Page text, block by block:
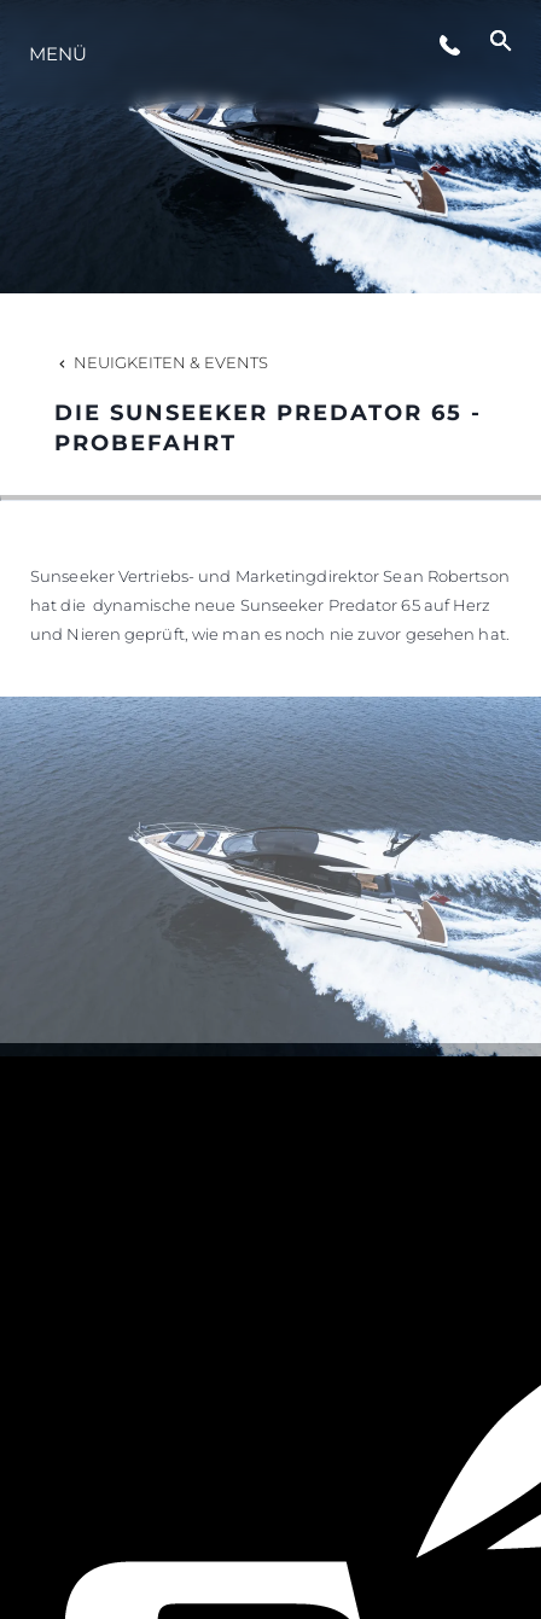
LIFESTYLE
INNOVATION
DIE FIRMA
DAS TEAM
GESCHICHTE
MENÜ
NEUIGKEITEN & EVENTS
DIE SUNSEEKER PREDATOR 65 -
PROBEFAHRT
Sunseeker Vertriebs- und Marketingdirektor Sean Robertson
hat die dynamische neue Sunseeker Predator 65 auf Herz
und Nieren geprüft, wie man es noch nie zuvor gesehen hat.